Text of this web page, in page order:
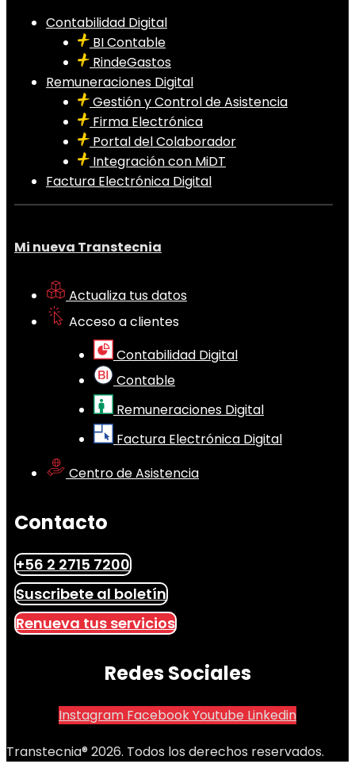
Contabilidad Digital
BI Contable
RindeGastos
Remuneraciones Digital
Gestión y Control de Asistencia
Firma Electrónica
Portal del Colaborador
Integración con MiDT
Factura Electrónica Digital
Mi nueva Transtecnia
Actualiza tus datos
Acceso a clientes
Contabilidad Digital
Contable
Remuneraciones Digital
Factura Electrónica Digital
Centro de Asistencia
Contacto
+56 2 2715 7200
Suscribete al boletín
Renueva tus servicios
Redes Sociales
Instagram FacebookYoutube Linkedin
Transtecnia® 2026. Todos los derechos reservados.